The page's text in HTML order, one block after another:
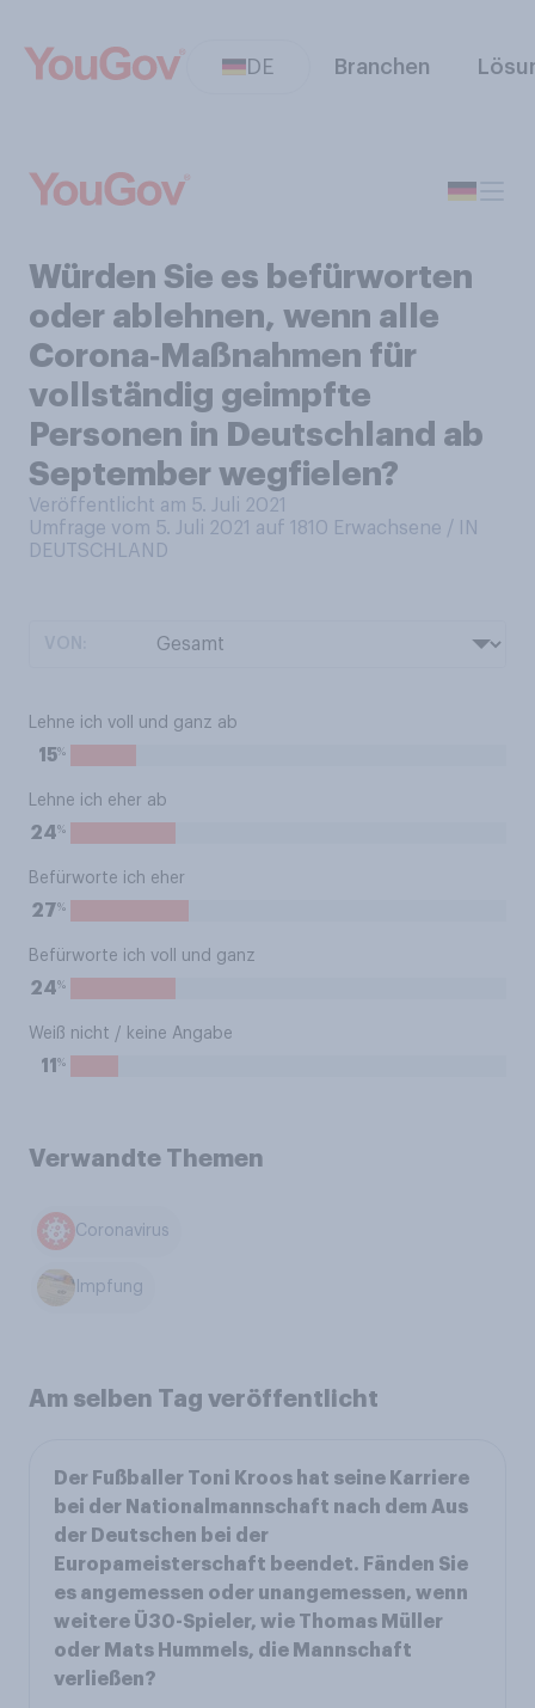
DE Branchen
Würden Sie es befürworten
oder ablehnen, wenn alle
Corona‑Maßnahmen für
vollständig geimpfte
Personen in Deutschland ab
September wegfielen?
Veröffentlicht am 5. Juli 2021
Umfrage vom 5. Juli 2021 auf 1810 Erwachsene / IN
DEUTSCHLAND
Lehne ich voll und ganz ab
15%
Lehne ich eher ab
24%
Befürworte ich eher
27%
Befürworte ich voll und ganz
24%
Weiß nicht / keine Angabe
11 %
Verwandte Themen
Coronavirus
Impfung
Am selben Tag veröffentlicht
Der Fußballer Toni Kroos hat seine Karriere
bei der Nationalmannschaft nach dem Aus
der Deutschen bei der
Europameisterschaft beendet. Fänden Sie
es angemessen oder unangemessen, wenn
weitere Ü30-Spieler, wie Thomas Müller
oder Mats Hummels, die Mannschaft
verließen?